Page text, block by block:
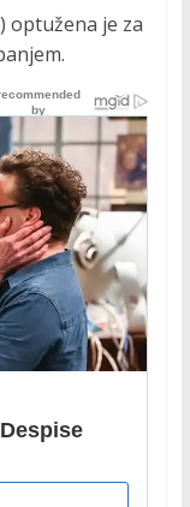
optužena je za